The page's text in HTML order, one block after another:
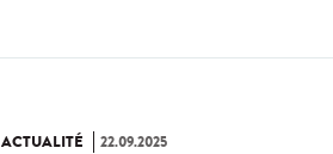
ACTUALITÉ 22.09.2025